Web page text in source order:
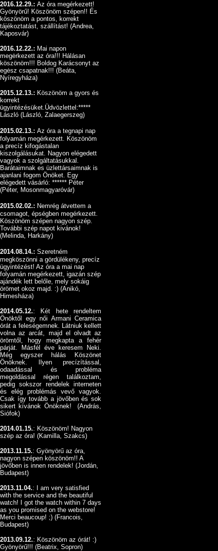
2016.12.29.: Az óra megérkezett!
Gyönyörű! Köszönöm szépen!! És
köszönöm a pontos, korrekt
tájékoztatást, szállítást! (Andrea,
Kaposvár)
2016.12.22.: Mai napon
megėrkezett az óra!!! Hálásan
köszönöm!!! Boldog Karácsonyt az
egėsz csapatnak!!! (Beáta,
Nyíregyháza)
2015.12.13.: Köszönöm a gyors és
korrekt
ügyintézésüket.Üdvözlettel:*****
László (László, Zalaegerszeg)
2015.02.13.: Az óra a tegnapi nap
folyamán megérkezett. Köszönöm
a precíz kifogástalan
kiszolgálásukat. Nagyon elégedett
vagyok a szolgáltatásukkal.
Barátaimnak es üzlettársaimnak is
ajanlani fogom Önöket. Egy
elégedett vásárló: ****** Péter
(Péter, Mosonmagyaróvár)
2015.02.02.: Nemrég átvettem a
csomagot, épségben megérkezett.
Köszönöm szépen nagyon szép.
További szép napot kivánok!
(Melinda, Harkány)
2014.08.14.: Szeretném
megköszönni a gördülékeny, precíz
ügyintézést! Az óra a mai nap
folyamán megérkezett, igazán szép
ajándék lett belőle, mely sokáig
örömet okoz majd. :) (Anikó,
Himesháza)
2014.05.12.: Két hete rendeltem
Önöktől egy női Armani Ceramica
órát a feleségemnek. Látniuk kellett
volna az arcát, majd el olvadt az
örömtől, hogy megkapta a fehér
párját. Másfél éve keresem Neki.
Még egyszer hálás Köszönet
Önöknek. Ilyen precízítással,
odaadással és probléma
megoldással régen találkoztam,
pedig sokszor rendelek interneten
és elég problémás vevő vagyok.
Csak így tovább a jövőben és sok
sikert kívánok Önöknek! (András,
Siófok)
2014.01.15.: Köszönöm! Nagyon
szép az óra! (Kamilla, Szakcs)
2013.11.15.: Gyönyörű az óra,
nagyon szépen köszönöm!! A
jövőben is innen rendelek! (Jordán,
Budapest)
2013.11.04.: I am very satisfied
with the service and the beautiful
watch! I got the watch within 7 days
as you promised on the webstore!
Merci beaucoup! ;) (Francois,
Budapest)
2013.09.12.: Köszönöm az órát! :)
Gyönyörű!!! (Beatrix, Sopron)